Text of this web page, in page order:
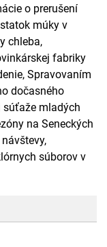
o prerušení
múky v
chleba,
fabriky
Spravovaním
dočasného
súťaže mladých
na Seneckých
súborov v